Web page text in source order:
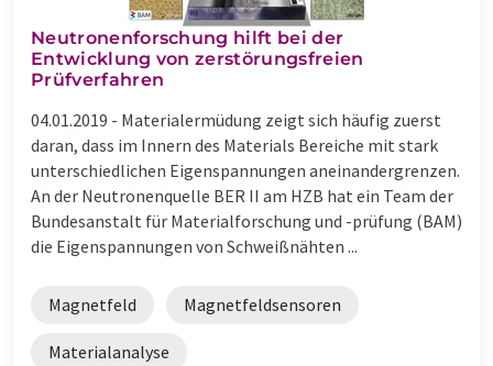
Neutronenforschung hilft bei der
Entwicklung von zerstörungsfreien
Prüfverfahren
04.01.2019 - Materialermüdung zeigt sich häufig zuerst
daran, dass im Innern des Materials Bereiche mit stark
unterschiedlichen Eigenspannungen aneinandergrenzen.
An der Neutronenquelle BER II am HZB hat ein Team der
Bundesanstalt für Materialforschung und -prüfung (BAM)
die Eigenspannungen von Schweißnähten ...
Magnetfeld Magnetfeldsensoren
Materialanalyse